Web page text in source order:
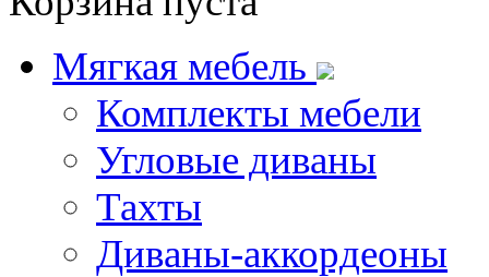
Мягкая мебель
Комплекты мебели
Угловые диваны
Тахты
Диваны-аккордеоны